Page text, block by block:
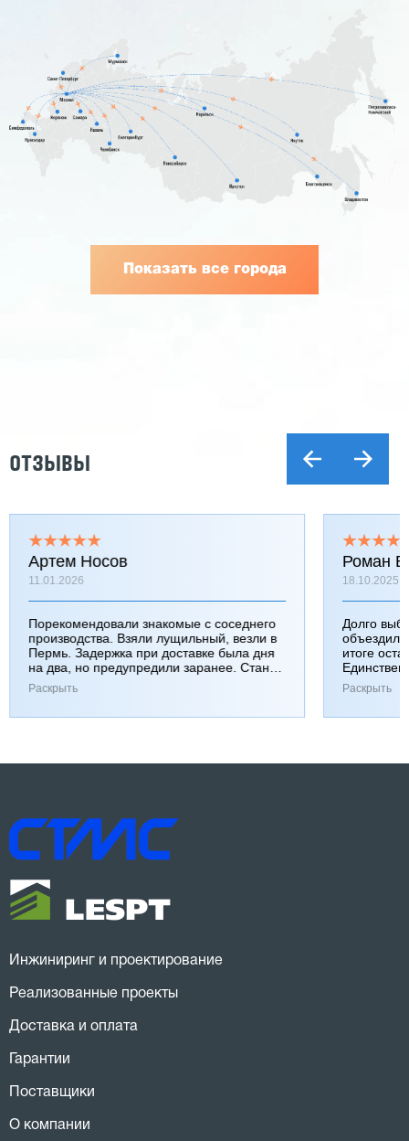
Показать все города
ОТЗЫВЫ
Артем Носов
11.01.2026
Порекомендовали знакомые с соседнего
производства. Взяли лущильный, везли в
Пермь. Задержка при доставке была дня
на два, но предупредили заранее. Станок
работает хорошо, к качеству вопросов нет.
Раскрыть
Роман
18.10.2025
Долго
итоге
Раскрыть
Инжиниринг и проектирование
Реализованные проекты
Доставка и оплата
Гарантии
Поставщики
О компании